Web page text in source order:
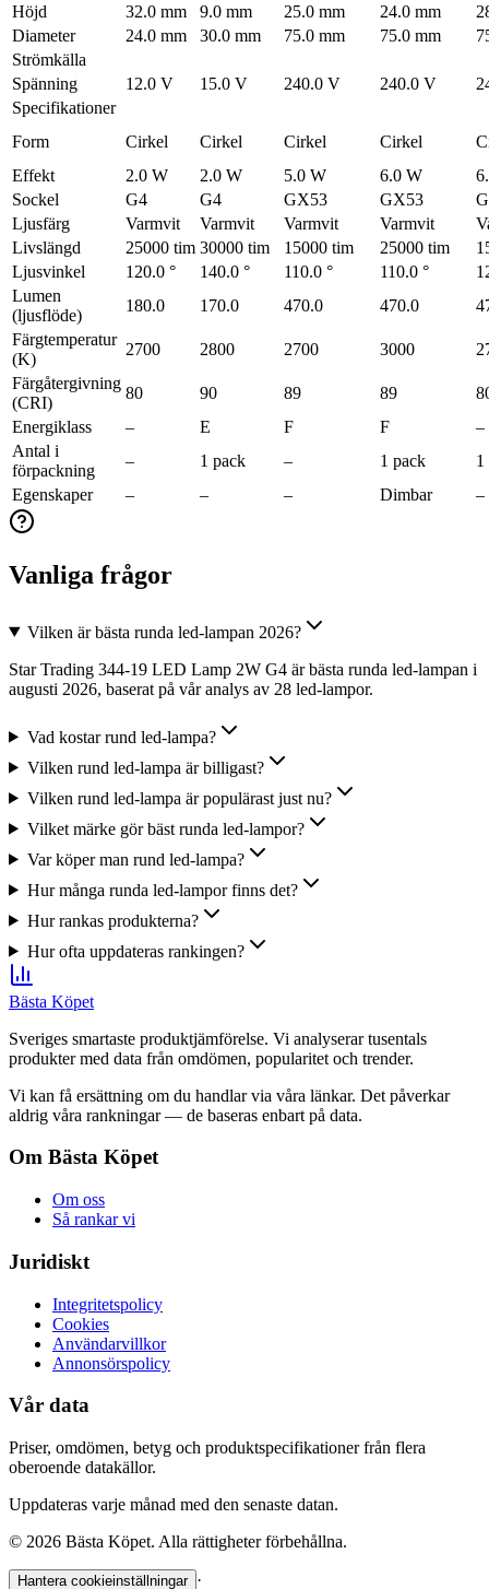
Höjd
32.0 mm 9.0 mm 25.0 mm 24.0 mm
Diameter
24.0 mm 30.0 mm 75.0 mm 75.0 mm
Strömkälla
Spänning
12.0 V 15.0 V 240.0 V 240.0 V
Specifikationer
Form
Cirkel Cirkel Cirkel Cirkel
Effekt
2.0 W 2.0 W 5.0 W 6.0 W
Sockel
G4 G4 GX53 GX53
Ljusfärg
Varmvit Varmvit Varmvit Varmvit
Livslängd
25000 tim 30000 tim 15000 tim 25000 tim
Ljusvinkel
120.0 ° 140.0 ° 110.0 ° 110.0 °
Lumen
(ljusflöde)
180.0 170.0 470.0 470.0
Färgtemperatur
(K)
2700 2800 2700 3000
Färgåtergivning
(CRI)
80 90 89 89
Energiklass
– E F F
–
Antal i
förpackning
– 1 pack – 1 pack
1
Egenskaper
– – – Dimbar –
Vanliga frågor
Vilken är bästa runda led-lampan 2026?
Star Trading 344-19 LED Lamp 2W G4 är bästa runda led-lampan i
augusti 2026, baserat på vår analys av 28 led-lampor.
Vad kostar rund led-lampa?
Vilken rund led-lampa är billigast?
Vilken rund led-lampa är populärast just nu?
Vilket märke gör bäst runda led-lampor?
Var köper man rund led-lampa?
Hur många runda led-lampor finns det?
Hur rankas produkterna?
Hur ofta uppdateras rankingen?
Bästa Köpet
Sveriges smartaste produktjämförelse. Vi analyserar tusentals
produkter med data från omdömen, popularitet och trender.
Vi kan få ersättning om du handlar via våra länkar. Det påverkar
aldrig våra rankningar — de baseras enbart på data.
Om Bästa Köpet
Om oss
Så rankar vi
Juridiskt
Integritetspolicy
Cookies
Användarvillkor
Annonsörspolicy
Vår data
Priser, omdömen, betyg och produktspecifikationer från flera
oberoende datakällor.
Uppdateras varje månad med den senaste datan.
© 2026 Bästa Köpet. Alla rättigheter förbehållna.
Hantera cookieinställningar ·